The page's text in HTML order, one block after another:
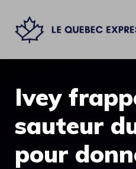
contenu
Ivey
sauteur
pour